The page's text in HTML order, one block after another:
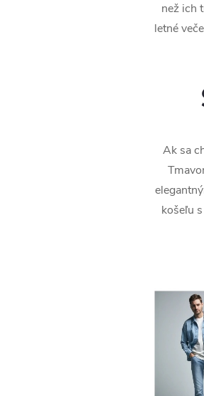
než ich
letné
Ak sa
košeľu